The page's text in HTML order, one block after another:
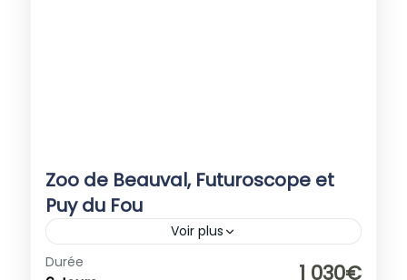
Zoo de Beauval, Futuroscope et
Puy du Fou
Voir plus
Europe
Durée 1 030€